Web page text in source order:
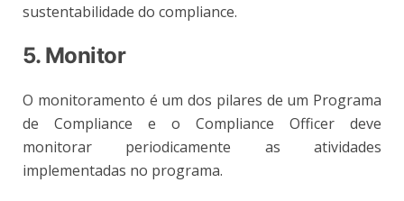
sustentabilidade do compliance.
5. Monitor
O monitoramento é um dos pilares de um Programa
de Compliance e o Compliance Officer deve
monitorar periodicamente as atividades
implementadas no programa.